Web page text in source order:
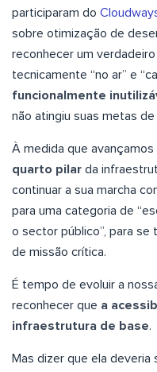
participaram do
sobre otimização de
reconhecer um
tecnicamente “no ar” e
funcionalmente
não atingiu suas metas
À medida que
quarto pilar da
continuar a sua marcha
para uma categoria de
o sector público”, para se
de missão crítica.
É tempo de evoluir a
reconhecer que a
infraestrutura de base.
Mas dizer que ela